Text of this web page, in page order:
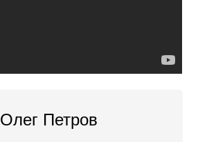
Олег Петров